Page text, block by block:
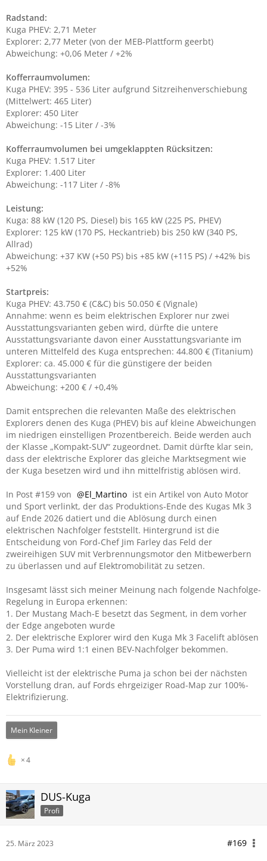
Radstand:
Kuga PHEV: 2,71 Meter
Explorer: 2,77 Meter (von der MEB-Plattform geerbt)
Abweichung: +0,06 Meter / +2%
Kofferraumvolumen:
Kuga PHEV: 395 - 536 Liter aufgrund Sitzreihenverschiebung
(Mittelwert: 465 Liter)
Explorer: 450 Liter
Abweichung: -15 Liter / -3%
Kofferraumvolumen bei umgeklappten Rücksitzen:
Kuga PHEV: 1.517 Liter
Explorer: 1.400 Liter
Abweichung: -117 Liter / -8%
Leistung:
Kuga: 88 kW (120 PS, Diesel) bis 165 kW (225 PS, PHEV)
Explorer: 125 kW (170 PS, Heckantrieb) bis 250 kW (340 PS,
Allrad)
Abweichung: +37 KW (+50 PS) bis +85 kW (+115 PS) / +42% bis
+52%
Startpreis:
Kuga PHEV: 43.750 € (C&C) bis 50.050 € (Vignale)
Annahme: wenn es beim elektrischen Explorer nur zwei
Ausstattungsvarianten geben wird, dürfte die untere
Ausstattungsvariante davon einer Ausstattungsvariante im
unteren Mittelfeld des Kuga entsprechen: 44.800 € (Titanium)
Explorer: ca. 45.000 € für die günstigere der beiden
Ausstattungsvarianten
Abweichung: +200 € / +0,4%
Damit entsprechen die relevanten Maße des elektrischen
Explorers denen des Kuga (PHEV) bis auf kleine Abweichungen
im niedrigen einstelligen Prozentbereich. Beide werden auch
der Klasse „Kompakt-SUV“ zugeordnet. Damit dürfte klar sein,
dass der elektrische Explorer das gleiche Marktsegment wie
der Kuga besetzen wird und ihn mittelfristig ablösen wird.
In Post #159 von El_Martino ist ein Artikel von Auto Motor
und Sport verlinkt, der das Produktions-Ende des Kugas Mk 3
auf Ende 2026 datiert und die Ablösung durch einen
elektrischen Nachfolger feststellt. Hintergrund ist die
Entscheidung von Ford-Chef Jim Farley das Feld der
zweireihigen SUV mit Verbrennungsmotor den Mitbewerbern
zu überlassen und auf Elektromobilität zu setzen.
Insgesamt lässt sich meiner Meinung nach folgende Nachfolge-
Regelung in Europa erkennen:
1. Der Mustang Mach-E besetzt das Segment, in dem vorher
der Edge angeboten wurde
2. Der elektrische Explorer wird den Kuga Mk 3 Facelift ablösen
3. Der Puma wird 1:1 einen BEV-Nachfolger bekommen.
Vielleicht ist der elektrische Puma ja schon bei der nächsten
Vorstellung dran, auf Fords ehrgeiziger Road-Map zur 100%-
Elektrifizierung.
Mein Kleiner
4
DUS-Kuga
Profi
25. März 2023 #169